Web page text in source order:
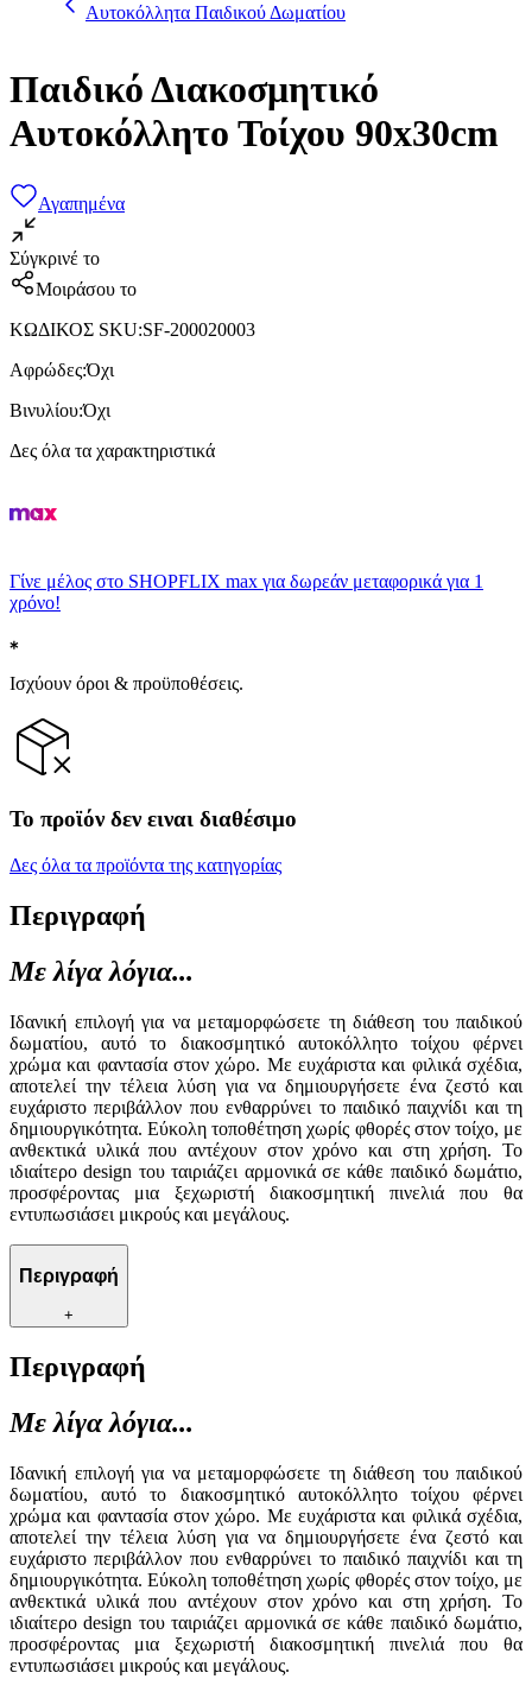
Αυτοκόλλητα Παιδικού Δωματίου
Παιδικό Διακοσμητικό
Αυτοκόλλητο Τοίχου 90x30cm
Αγαπημένα
Σύγκρινέ το
Μοιράσου το
ΚΩΔΙΚΟΣ SKU:SF-200020003
Αφρώδες:Όχι
Βινυλίου:Όχι
Δες όλα τα χαρακτηριστικά
Γίνε μέλος στο SHOPFLIX max για δωρεάν μεταφορικά για 1
χρόνο!
Ισχύουν όροι & προϋποθέσεις.
Το προϊόν δεν ειναι διαθέσιμο
Δες όλα τα προϊόντα της κατηγορίας
Περιγραφή
Με λίγα λόγια...
Ιδανική επιλογή για να μεταμορφώσετε τη διάθεση του παιδικού
δωματίου, αυτό το διακοσμητικό αυτοκόλλητο τοίχου φέρνει
χρώμα και φαντασία στον χώρο. Με ευχάριστα και φιλικά σχέδια,
αποτελεί την τέλεια λύση για να δημιουργήσετε ένα ζεστό και
ευχάριστο περιβάλλον που ενθαρρύνει το παιδικό παιχνίδι και τη
δημιουργικότητα. Εύκολη τοποθέτηση χωρίς φθορές στον τοίχο, με
ανθεκτικά υλικά που αντέχουν στον χρόνο και στη χρήση. Το
ιδιαίτερο design του ταιριάζει αρμονικά σε κάθε παιδικό δωμάτιο,
προσφέροντας μια ξεχωριστή διακοσμητική πινελιά που θα
εντυπωσιάσει μικρούς και μεγάλους.
Περιγραφή
+
Περιγραφή
Με λίγα λόγια...
Ιδανική επιλογή για να μεταμορφώσετε τη διάθεση του παιδικού
δωματίου, αυτό το διακοσμητικό αυτοκόλλητο τοίχου φέρνει
χρώμα και φαντασία στον χώρο. Με ευχάριστα και φιλικά σχέδια,
αποτελεί την τέλεια λύση για να δημιουργήσετε ένα ζεστό και
ευχάριστο περιβάλλον που ενθαρρύνει το παιδικό παιχνίδι και τη
δημιουργικότητα. Εύκολη τοποθέτηση χωρίς φθορές στον τοίχο, με
ανθεκτικά υλικά που αντέχουν στον χρόνο και στη χρήση. Το
ιδιαίτερο design του ταιριάζει αρμονικά σε κάθε παιδικό δωμάτιο,
προσφέροντας μια ξεχωριστή διακοσμητική πινελιά που θα
εντυπωσιάσει μικρούς και μεγάλους.